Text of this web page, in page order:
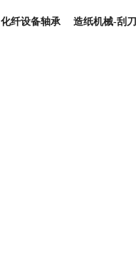
化纤设备轴承 造纸机械-刮